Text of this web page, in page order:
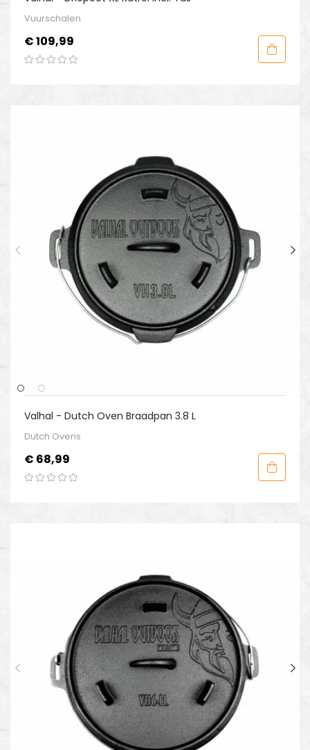
Vuurschalen
Prijs
€ 109,99
Valhal - Dutch Oven Braadpan 3.8 L
Dutch Ovens
Prijs
€ 68,99